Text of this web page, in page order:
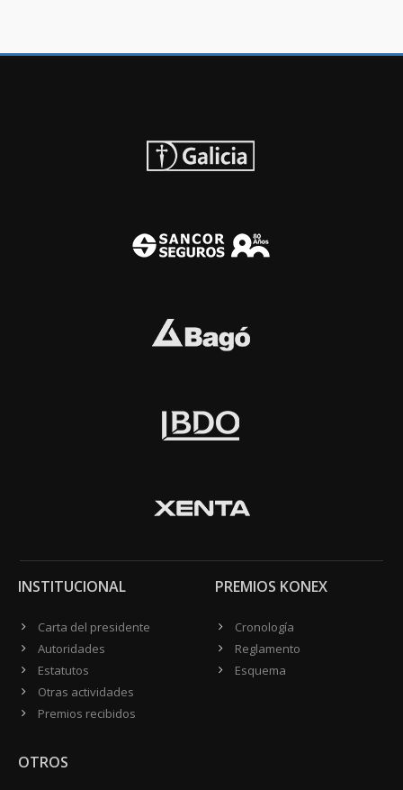
INSTITUCIONAL
Carta del presidente
Autoridades
Estatutos
Otras actividades
Premios recibidos
PREMIOS KONEX
Cronología
Reglamento
Esquema
OTROS